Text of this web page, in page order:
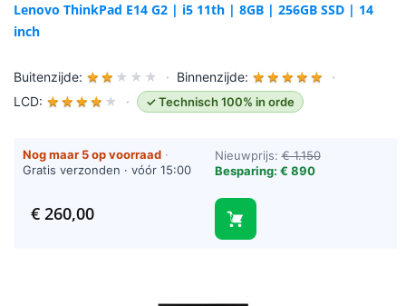
Lenovo ThinkPad E14 G2 | i5 11th | 8GB | 256GB SSD | 14
inch
Buitenzijde: ★ ★ ★ ★ ★ · Binnenzijde: ★ ★ ★ ★ ★
·
LCD: ★ ★ ★ ★ ★ · ✓ Technisch 100% in orde
Nog maar 5 op voorraad ·
Gratis verzonden · vóór 15:00
Nieuwprijs:€ 1.150
Besparing: € 890
€260,00